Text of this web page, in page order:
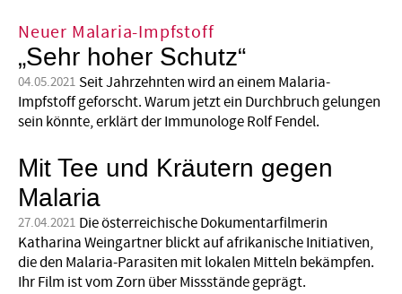
Neuer Malaria-Impfstoff
„Sehr hoher Schutz“
04.05.2021 Seit Jahrzehnten wird an einem Malaria-
Impfstoff geforscht. Warum jetzt ein Durchbruch gelungen
sein könnte, erklärt der Immunologe Rolf Fendel.
Mit Tee und Kräutern gegen
Malaria
27.04.2021 Die österreichische Dokumentarfilmerin
Katharina Weingartner blickt auf afrikanische Initiativen,
die den Malaria-Parasiten mit lokalen Mitteln bekämpfen.
Ihr Film ist vom Zorn über Missstände geprägt.